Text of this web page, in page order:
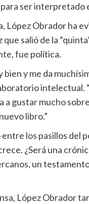
ser interpretado
López Obrador ha
salió de la
fue política.
bien y me da
a gustar mucho
libro.”
los pasillos del
¿Será una
un
López Obrador